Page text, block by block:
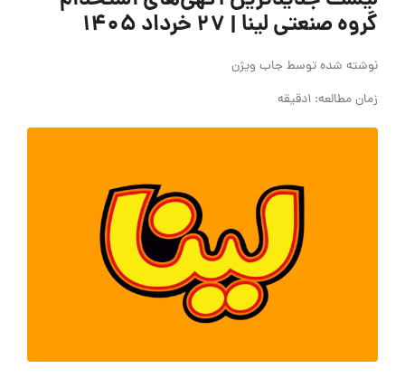
گروه صنعتی لینا | ۲۷ خرداد ۱۴۰۵
نوشته شده توسطجاب ویژن
زمان مطالعه: 1دقیقه